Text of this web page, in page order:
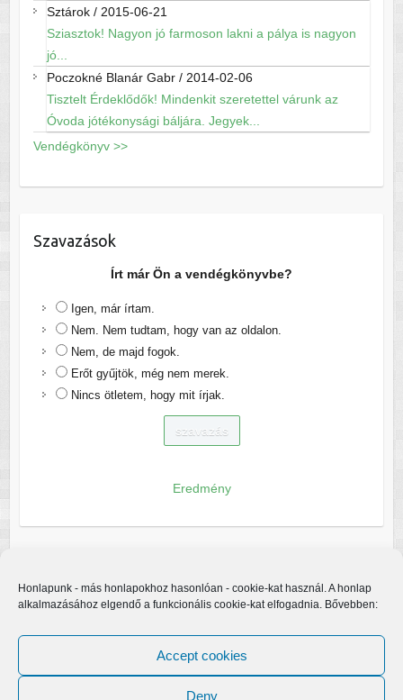
Honlapunk - más honlapokhoz hasonlóan - cookie-kat használ. A honlap
alkalmazásához elgendő a funkcionális cookie-kat elfogadnia. Bővebben:
Accept cookies
Deny
Sztárok/ 2015-06-21
Sziasztok! Nagyon jó farmoson lakni a pálya is nagyon
jó...
Poczokné Blanár Gabr/ 2014-02-06
Tisztelt Érdeklődők! Mindenkit szeretettel várunk az
Óvoda jótékonysági báljára. Jegyek...
Vendégkönyv >>
Szavazások
Írt már Ön a vendégkönyvbe?
Igen, már írtam.
Nem. Nem tudtam, hogy van az oldalon.
Nem, de majd fogok.
Erőt gyűjtök, még nem merek.
Nincs ötletem, hogy mit írjak.
Eredmény